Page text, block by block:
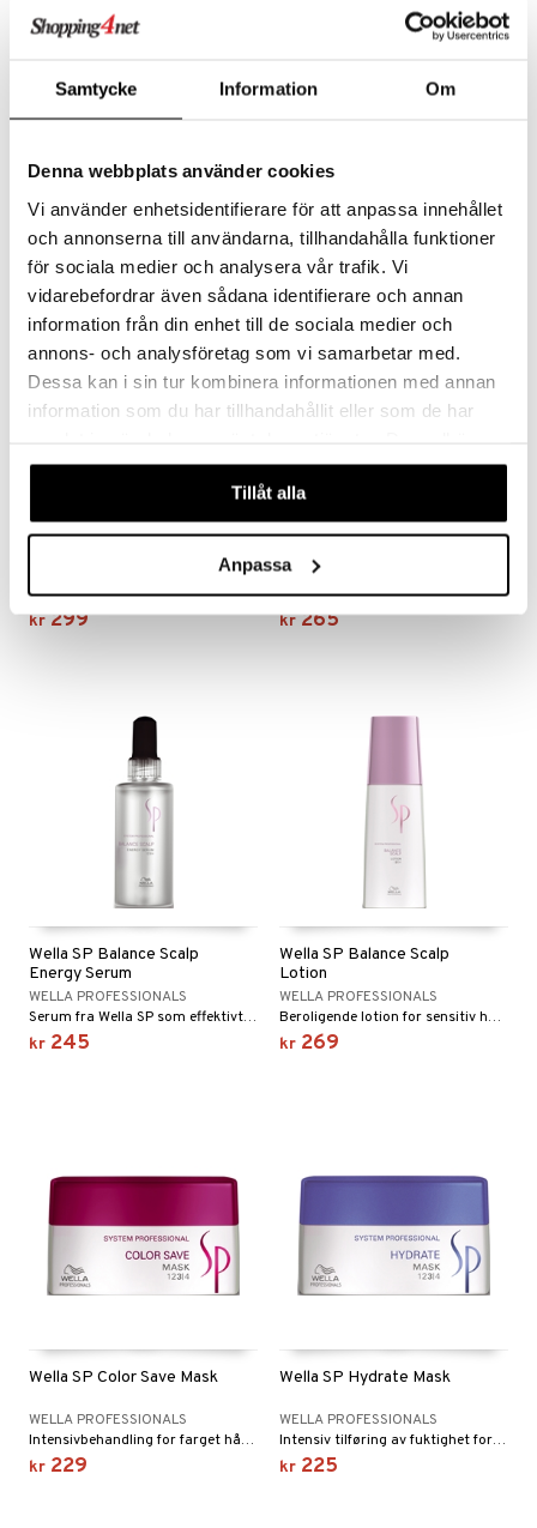
Samtycke Information Om
Denna webbplats använder cookies
Vi använder enhetsidentifierare för att anpassa innehållet
och annonserna till användarna, tillhandahålla funktioner
för sociala medier och analysera vår trafik. Vi
vidarebefordrar även sådana identifierare och annan
information från din enhet till de sociala medier och
annons- och analysföretag som vi samarbetar med.
Dessa kan i sin tur kombinera informationen med annan
information som du har tillhandahållit eller som de har
våra cookies vid fortsatt användande av vår webbplats.
Tillåt alla
Anpassa
Serum som reduserer hårtap og gjør håret tykkere av Nioxin
kr 589
Hydrate Awapuhi Moisture
Fuktmist som brukes for å gjenfukte håret og huden.
kr 299
Tea Tree Special Hair &
PAUL MITCHELL
Innpakning som reparerer skadet, tørt hår og beskytter håret.
kr 265
Wella SP Balance Scalp
Energy Serum
WELLA PROFESSIONALS
Serum fra Wella SP som effektivt motvirker håravfall.
kr 245
Wella SP Balance Scalp
Lotion
WELLA PROFESSIONALS
Beroligende lotion for sensitiv hodebunn.
kr 269
Wella SP Color Save Mask
WELLA PROFESSIONALS
Intensivbehandling for farget hår fra Wella SP.
kr 229
Wella SP Hydrate Mask
WELLA PROFESSIONALS
Intensiv tilføring av fuktighet for tørt og skadet hår.
kr 225